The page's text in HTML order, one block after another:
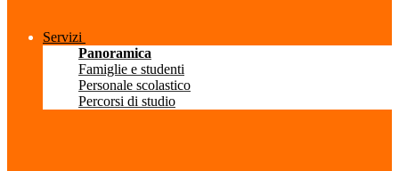
Servizi
Panoramica
Famiglie e studenti
Personale scolastico
Percorsi di studio